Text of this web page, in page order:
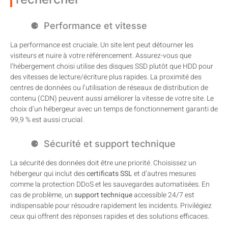
Performance et vitesse
La performance est cruciale. Un site lent peut détourner les
visiteurs et nuire à votre référencement. Assurez-vous que
l’hébergement choisi utilise des disques SSD plutôt que HDD pour
des vitesses de lecture/écriture plus rapides. La proximité des
centres de données ou l’utilisation de réseaux de distribution de
contenu (CDN) peuvent aussi améliorer la vitesse de votre site. Le
choix d’un hébergeur avec un temps de fonctionnement garanti de
99,9 % est aussi crucial.
Sécurité et support technique
La sécurité des données doit être une priorité. Choisissez un
hébergeur qui inclut descertificats SSLet d’autres mesures
comme la protection DDoS et les sauvegardes automatisées. En
cas de problème, unsupport techniqueaccessible 24/7 est
indispensable pour résoudre rapidement les incidents. Privilégiez
ceux qui offrent des réponses rapides et des solutions efficaces.